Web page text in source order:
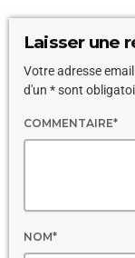
Laisser une
Votre adresse
d'un * sont
COMMENTAIRE*
NOM*